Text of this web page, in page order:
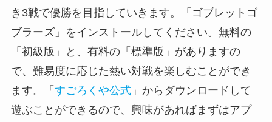
き3戦で優勝を目指していきます。「ゴブレットゴ
ブラーズ」をインストールしてください。無料の
「初級版」と、有料の「標準版」がありますの
で、難易度に応じた熱い対戦を楽しむことができ
ます。「 すごろくや公式」からダウンロードして
遊ぶことができるので、興味があればまずはアプ